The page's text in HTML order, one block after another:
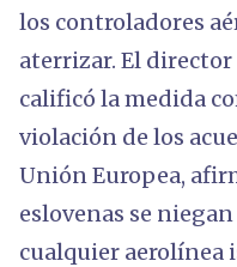
los controladores
aterrizar. El
calificó la medida
violación de los
Unión Europea,
eslovenas se
cualquier aerolínea